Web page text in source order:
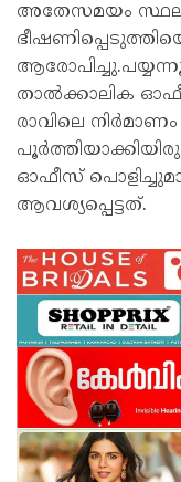
അതേസമയം
താൽക്കാലിക
രാവിലെ
ഓഫീസ്
ആവശ്യപ്പെട്ടത്.